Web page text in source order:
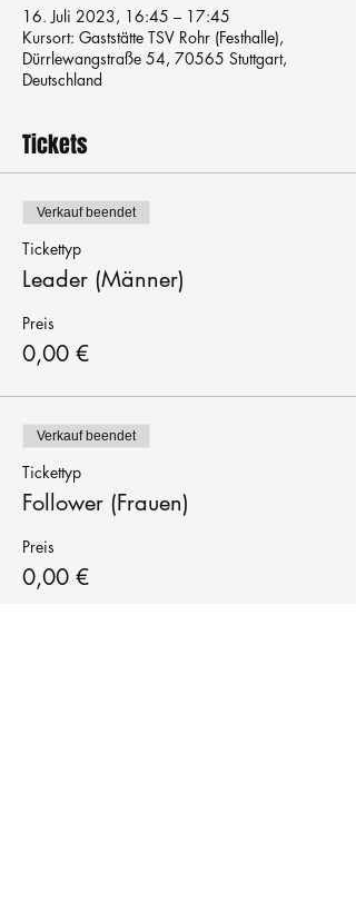
16. Juli 2023, 16:45 – 17:45
Kursort: Gaststätte TSV Rohr (Festhalle),
Dürrlewangstraße 54, 70565 Stuttgart,
Deutschland
Tickets
Verkauf beendet
Tickettyp
Leader (Männer)
Preis
0,00 €
Verkauf beendet
Tickettyp
Follower (Frauen)
Preis
0,00 €